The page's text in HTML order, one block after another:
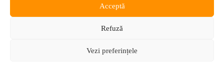
Acceptă
Refuză
Vezi preferințele